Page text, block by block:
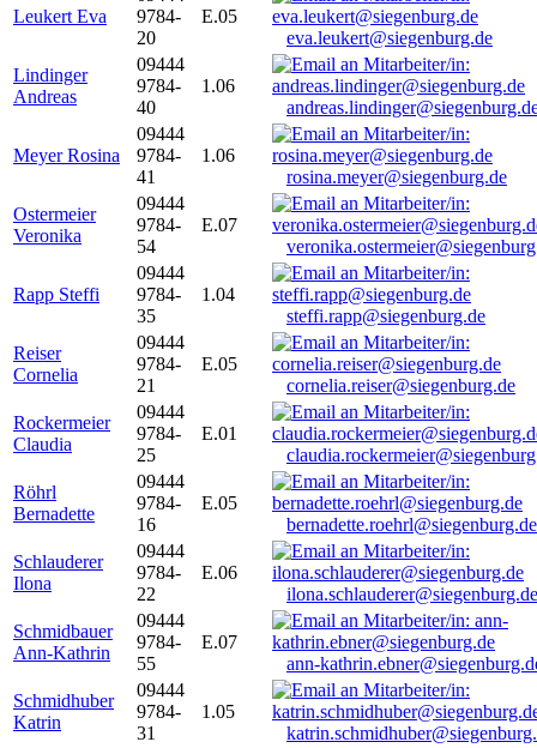
Leukert Eva
9784-
20
E.05
eva.leukert@siegenburg.de
Lindinger
Andreas
09444
9784-
40
1.06
Meyer Rosina
09444
9784-
41
1.06
rosina.meyer@siegenburg.de
Ostermeier
Veronika
09444
9784-
54
E.07
Rapp Steffi
09444
9784-
35
1.04
steffi.rapp@siegenburg.de
Reiser
Cornelia
09444
9784-
21
E.05
cornelia.reiser@siegenburg.de
Rockermeier
Claudia
09444
9784-
25
E.01
Röhrl
Bernadette
09444
9784-
16
E.05
bernadette.roehrl@siegenburg.de
Schlauderer
Ilona
09444
9784-
22
E.06
ilona.schlauderer@siegenburg.de
Schmidbauer
Ann-Kathrin
09444
9784-
55
E.07
ann-
Schmidhuber
Katrin
09444
9784-
31
1.05